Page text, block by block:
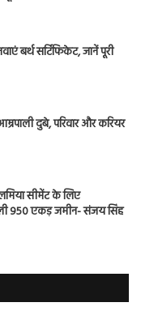
बर्थ सर्टिफिकेट, जानें पूरी
दुबे, परिवार और करियर
सीमेंट के लिए
950 एकड़ जमीन- संजय सिंह